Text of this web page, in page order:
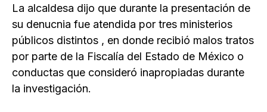
La alcaldesa dijo que durante la presentación de
su denucnia fue atendida por tres ministerios
públicos distintos , en donde recibió malos tratos
por parte de la Fiscalía del Estado de México o
conductas que consideró inapropiadas durante
la investigación.